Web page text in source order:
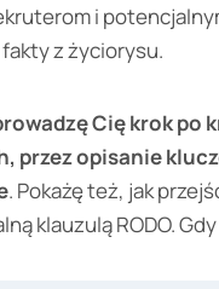
i
z życiorysu.
Cię krok po
przez opisanie
. Pokażę też, jak
klauzulą RODO.